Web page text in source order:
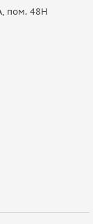
пом. 48Н